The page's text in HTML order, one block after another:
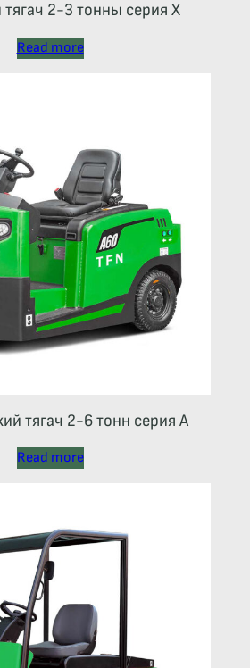
2-3 тонны серия Х
Read more
тягач 2-6 тонн серия А
Read more